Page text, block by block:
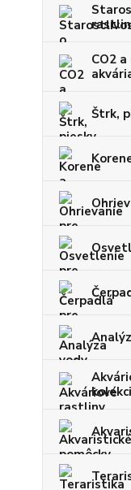
CO2
Štrk,